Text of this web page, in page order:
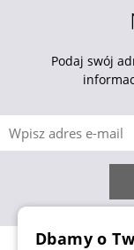
Podaj swój
Dbamy o